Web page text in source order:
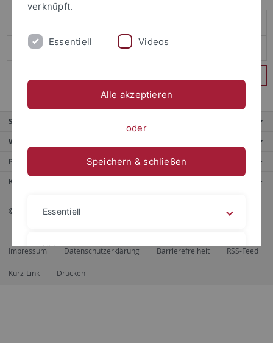
Service
Weitere Angebote
Portale
Kontaktinfo
© 2026 Eberhard Karls Universität Tübingen, Tübingen
Impressum Datenschutzerklärung Barrierefreiheit RSS-Feed
Kurz-Link Drucken
verknüpft.
Essentiell Videos
Alle akzeptieren
oder
Speichern & schließen
Essentiell
Videos